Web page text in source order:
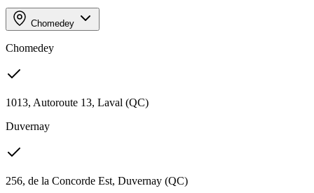
Chomedey
Chomedey
1013, Autoroute 13, Laval (QC)
Duvernay
256, de la Concorde Est, Duvernay (QC)